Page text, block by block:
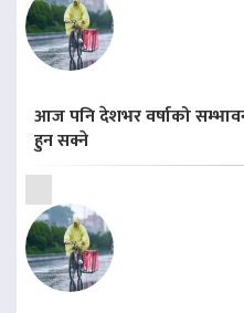
आज पनि देशभर वर्षाको
हुन सक्ने